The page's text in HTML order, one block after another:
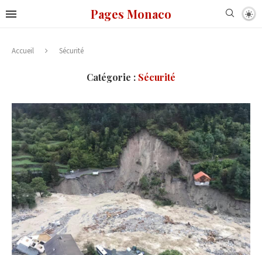
Pages Monaco
Accueil Sécurité
Catégorie : Sécurité